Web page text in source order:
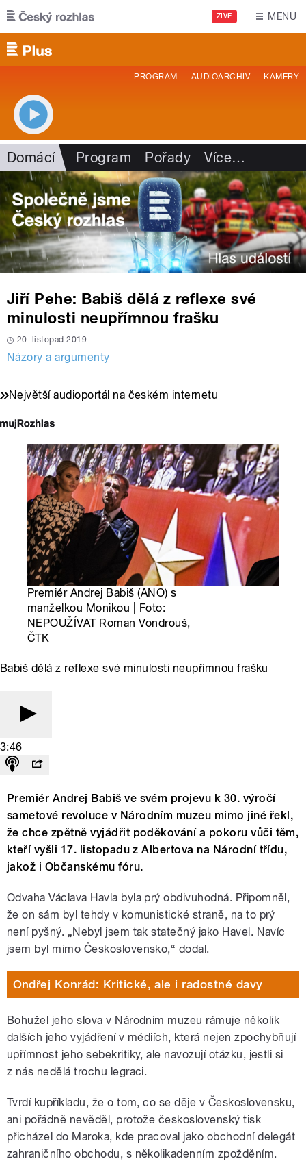
Přejít k hlavnímu obsahu
ŽIVĚ MENU
PROGRAM AUDIOARCHIV KAMERY
Domácí Program Pořady Více…
Jiří Pehe: Babiš dělá z reflexe své
minulosti neupřímnou frašku
20. listopad 2019
Názory a argumenty
Největší audioportál na českém internetu
Premiér Andrej Babiš (ANO) s
manželkou Monikou | Foto:
NEPOUŽÍVAT Roman Vondrouš,
ČTK
Babiš dělá z reflexe své minulosti neupřímnou frašku
3:46
Premiér Andrej Babiš ve svém projevu k 30. výročí
sametové revoluce v Národním muzeu mimo jiné řekl,
že chce zpětně vyjádřit poděkování a pokoru vůči těm,
kteří vyšli 17. listopadu z Albertova na Národní třídu,
jakož i Občanskému fóru.
Odvaha Václava Havla byla prý obdivuhodná. Připomněl,
že on sám byl tehdy v komunistické straně, na to prý
není pyšný. „Nebyl jsem tak statečný jako Havel. Navíc
jsem byl mimo Československo,“ dodal.
Ondřej Konrád: Kritické, ale i radostné davy
Bohužel jeho slova v Národním muzeu rámuje několik
dalších jeho vyjádření v médiích, která nejen zpochybňují
upřímnost jeho sebekritiky, ale navozují otázku, jestli si
z nás nedělá trochu legraci.
Tvrdí kupříkladu, že o tom, co se děje v Československu,
ani pořádně nevěděl, protože československý tisk
přicházel do Maroka, kde pracoval jako obchodní delegát
zahraničního obchodu, s několikadenním zpožděním.